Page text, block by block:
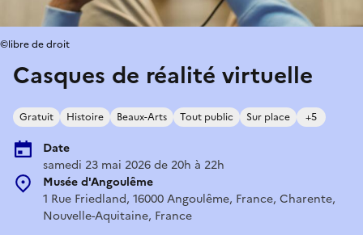
Casques de réalité virtuelle
Gratuit Histoire Beaux-Arts Tout public Sur place +5
Date
samedi 23 mai 2026 de 20h à 22h
Musée d'Angoulême
1 Rue Friedland, 16000 Angoulême, France, Charente,
Nouvelle-Aquitaine, France
©libre de droit